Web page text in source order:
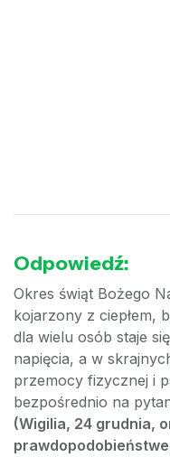
Odpowiedź:
Okres świąt Bożego
kojarzony z ciepłem,
dla wielu osób staje
napięcia, a w
przemocy fizycznej i
bezpośrednio na
(Wigilia, 24 grudnia,